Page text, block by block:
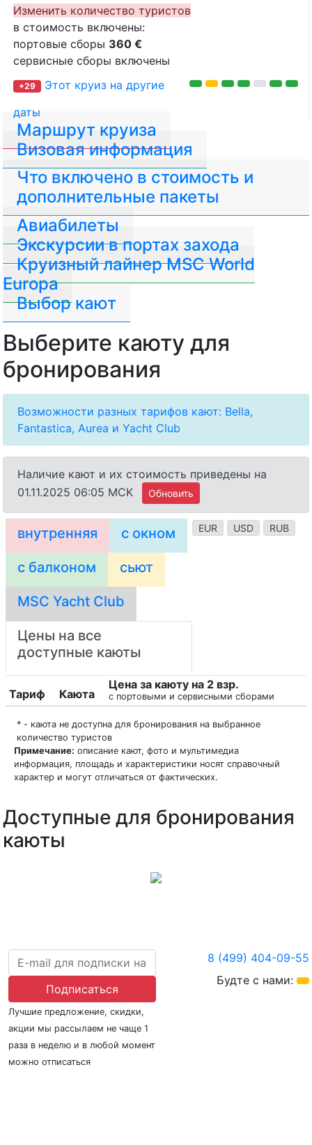
Изменить количество туристов
в стоимость включены:
портовые сборы 360 €
сервисные сборы включены
+29
Этот круиз на другие
даты
Маршрут круиза
Визовая информация
Авиабилеты
Что включено в стоимость и
дополнительные пакеты
Экскурсии в портах захода
Круизный лайнер MSC World
Europa
Выбор кают
Выберите каюту для
бронирования
Возможности разных тарифов кают: Bella,
Fantastica, Aurea и Yacht Club
Наличие кают и их стоимость приведены на
01.11.2025 06:05 MCK
Обновить
EUR USD RUB
внутренняя с окном
с балконом сьют
MSC Yacht Club
Цены на все
доступные каюты
Тариф Каюта
Цена за каюту на 2 взр.
с портовыми и сервисными сборами
* - каюта не доступна для бронирования на выбранное
количество туристов
Примечание: описание кают, фото и мультимедиа
информация, площадь и характеристики носят справочный
характер и могут отличаться от фактических.
Доступные для бронирования
каюты
Подписаться
Лучшие предложение, скидки,
акции мы рассылаем не чаще 1
раза в неделю и в любой момент
можно отписаться
8 (499) 404-09-55
Будте с нами: